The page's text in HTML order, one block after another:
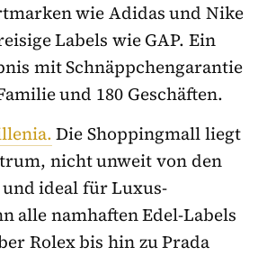
wie Adidas und Nike
Labels wie GAP. Ein
mit Schnäppchengarantie
und 180 Geschäften.
Die Shoppingmall liegt
nicht unweit von den
ideal für Luxus-
alle namhaften Edel-Labels
Rolex bis hin zu Prada